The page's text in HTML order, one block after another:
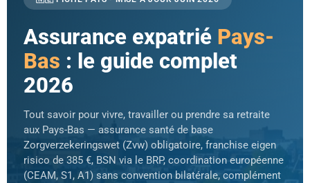
Assurance expatrié Pays-
Bas : le guide complet
2026
Tout savoir pour vivre, travailler ou prendre sa retraite
aux Pays-Bas — assurance santé de base
Zorgverzekeringswet (Zvw) obligatoire, franchise eigen
risico de 385 €, BSN via le BRP, coordination européenne
(CEAM, S1, A1) sans convention bilatérale, complément